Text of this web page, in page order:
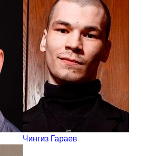
Чингиз Гараев